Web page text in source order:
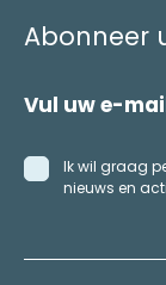
Abonneer
Ik wil graag
nieuws en